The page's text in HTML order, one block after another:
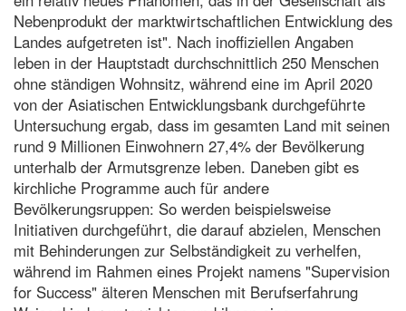
Nebenprodukt der marktwirtschaftlichen Entwicklung des
Landes aufgetreten ist". Nach inoffiziellen Angaben
leben in der Hauptstadt durchschnittlich 250 Menschen
ohne ständigen Wohnsitz, während eine im April 2020
von der Asiatischen Entwicklungsbank durchgeführte
Untersuchung ergab, dass im gesamten Land mit seinen
rund 9 Millionen Einwohnern 27,4% der Bevölkerung
unterhalb der Armutsgrenze leben. Daneben gibt es
kirchliche Programme auch für andere
Bevölkerungsruppen: So werden beispielsweise
Initiativen durchgeführt, die darauf abzielen, Menschen
mit Behinderungen zur Selbständigkeit zu verhelfen,
während im Rahmen eines Projekt namens "Supervision
for Success" älteren Menschen mit Berufserfahrung